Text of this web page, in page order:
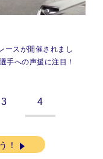
ースが開催されまし
手への声援に注目！
3 4
！